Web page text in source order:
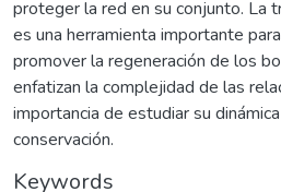
proteger la red en su conjunto. La
es una herramienta importante
promover la regeneración de los
enfatizan la complejidad de las
importancia de estudiar su
conservación.
Keywords